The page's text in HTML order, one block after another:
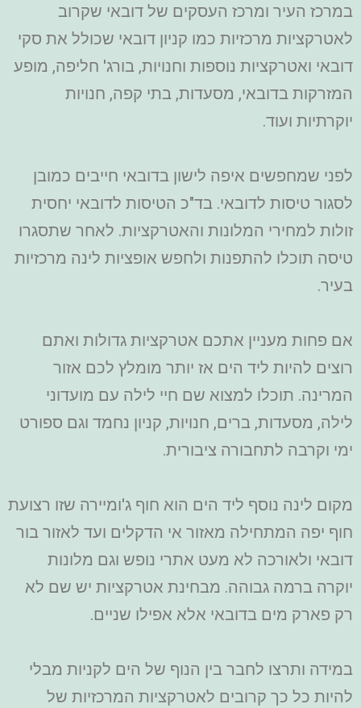
במרכז העיר ומרכז העסקים של דובאי שקרוב
לאטרקציות מרכזיות כמו קניון דובאי שכולל את סקי
דובאי ואטרקציות נוספות וחנויות, בורג' חליפה, מופע
המזרקות בדובאי, מסעדות, בתי קפה, חנויות
יוקרתיות ועוד.
לפני שמחפשים איפה לישון בדובאי חייבים כמובן
לסגור טיסות לדובאי. בד"כ הטיסות לדובאי יחסית
זולות למחירי המלונות והאטרקציות. לאחר שתסגרו
טיסה תוכלו להתפנות ולחפש אופציות לינה מרכזיות
בעיר.
אם פחות מעניין אתכם אטרקציות גדולות ואתם
רוצים להיות ליד הים אז יותר מומלץ לכם אזור
המרינה. תוכלו למצוא שם חיי לילה עם מועדוני
לילה, מסעדות, ברים, חנויות, קניון נחמד וגם ספורט
ימי וקרבה לתחבורה ציבורית.
מקום לינה נוסף ליד הים הוא חוף ג'ומיירה שזו רצועת
חוף יפה המתחילה מאזור אי הדקלים ועד לאזור בור
דובאי ולאורכה לא מעט אתרי נופש וגם מלונות
יוקרה ברמה גבוהה. מבחינת אטרקציות יש שם לא
רק פארק מים בדובאי אלא אפילו שניים.
במידה ותרצו לחבר בין הנוף של הים לקניות מבלי
להיות כל כך קרובים לאטרקציות המרכזיות של